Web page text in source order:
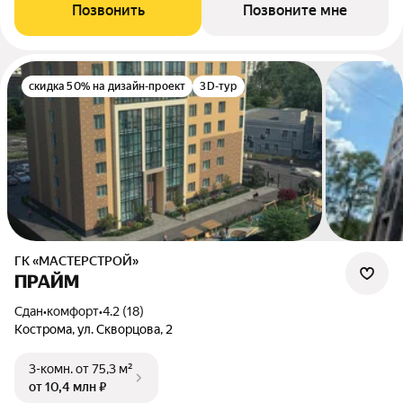
Позвонить Позвоните мне
скидка 50% на дизайн-проект 3D-тур
ГК «МАСТЕРСТРОЙ»
ПРАЙМ
Сдан•комфорт•4.2 (18)
Кострома, ул. Скворцова, 2
3-комн.от 75,3 м²
от 10,4 млн ₽